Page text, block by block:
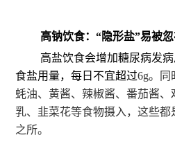
高钠饮食：“隐形盐”易被
高盐饮食会增加糖尿病发
食盐用量，每日不宜超过6g。同
蚝油、黄酱、辣椒酱、番茄酱
乳、韭菜花等食物摄入，这些都
之所。